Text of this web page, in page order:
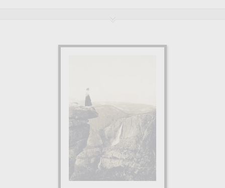
Underwood & Underwood est notamment connu pour les œuvres
œuvres de Underwood & Underwood sont, en effet, principalement
royal geographical society, londres, royaume-uni
Muzéo vous propose des tirages de photographies d'art de grande
qualité des principales œuvres de Underwood & Underwood.